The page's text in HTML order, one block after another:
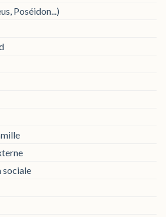
Poséidon...)
sociale